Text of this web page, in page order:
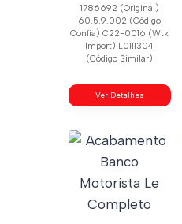
1786692 (Original)
60.5.9.002 (Código
Confia) C22-0016 (Wtk
Import) L0111304
(Código Similar)
Ver Detalhes